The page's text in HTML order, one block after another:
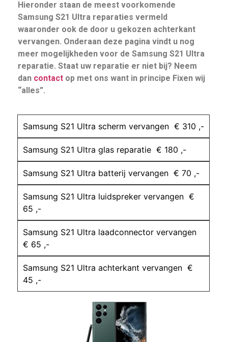
Hieronder staan de meest voorkomende
Samsung S21 Ultra reparaties vermeld
waaronder ook de door u gekozen achterkant
vervangen. Onderaan deze pagina vindt u nog
meer mogelijkheden voor de Samsung S21 Ultra
reparatie. Staat uw reparatie er niet bij? Neem
dan contact op met ons want in principe Fixen wij
“alles”.
Samsung S21 Ultra scherm vervangen € 310 ,-
Samsung S21 Ultra glas reparatie € 180 ,-
Samsung S21 Ultra batterij vervangen € 70 ,-
Samsung S21 Ultra luidspreker vervangen €
65 ,-
Samsung S21 Ultra laadconnector vervangen
€ 65 ,-
Samsung S21 Ultra achterkant vervangen €
45 ,-